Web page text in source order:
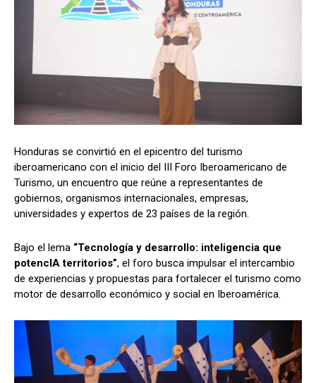
Comparta
Síganos
Comparta
Síganos
Honduras se convirtió en el epicentro del turismo
iberoamericano con el inicio del III Foro Iberoamericano de
Turismo, un encuentro que reúne a representantes de
gobiernos, organismos internacionales, empresas,
universidades y expertos de 23 países de la región.
Bajo el lema “Tecnología y desarrollo: inteligencia que
potencIA territorios”, el foro busca impulsar el intercambio
de experiencias y propuestas para fortalecer el turismo como
motor de desarrollo económico y social en Iberoamérica.